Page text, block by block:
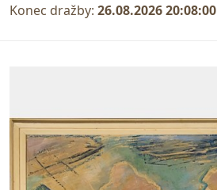
Konec dražby: 26.08.2026 20:08:00